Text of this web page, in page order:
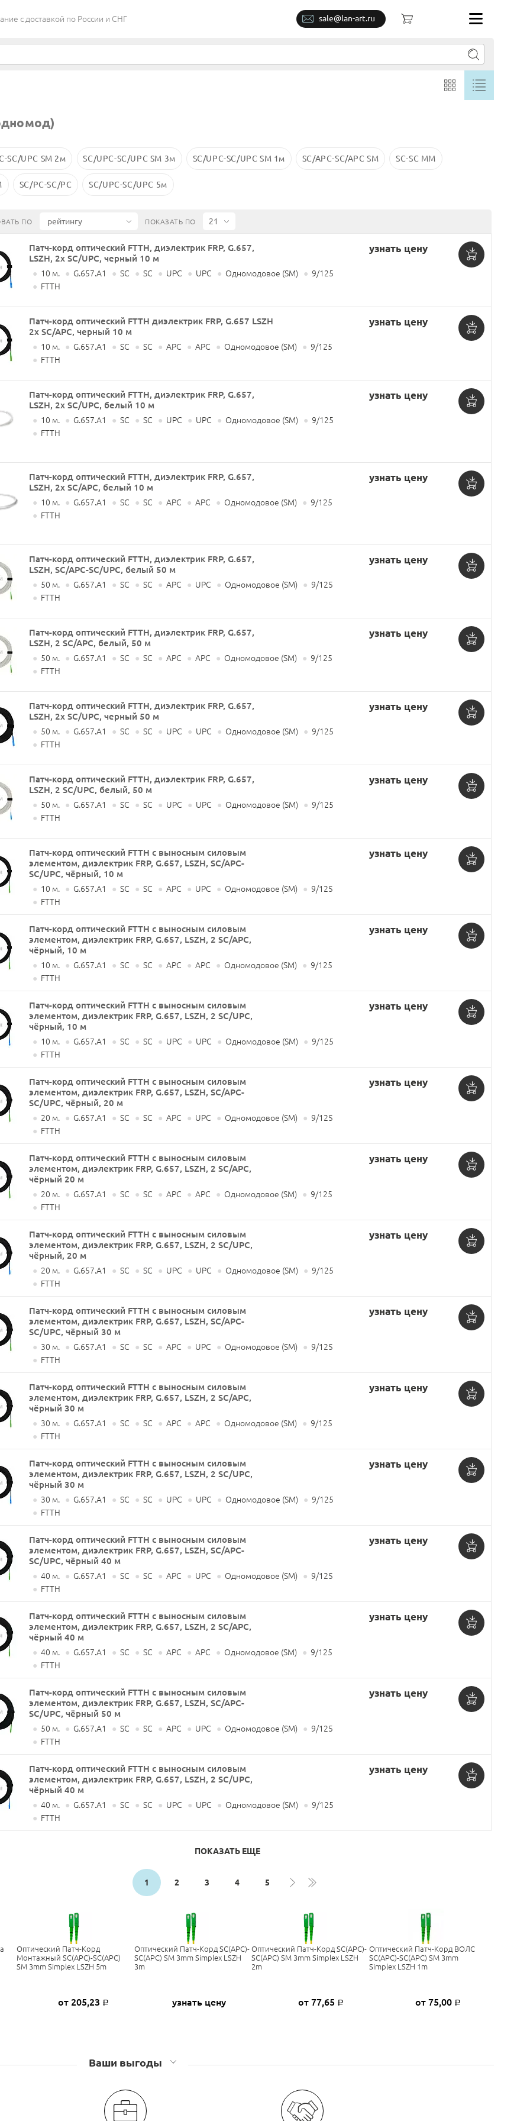
c доставкой по России и СНГ sale@lan-art.ru
SC/UPC SM 2м SC/UPC-SC/UPC SM 3м SC/UPC-SC/UPC SM 1м SC/APC-SC/APC SM SC-SC MM
SC/PC-SC/PC SC/UPC-SC/UPC 5м
ПО ПОКАЗАТЬ ПО
Патч-корд оптический FTTH, диэлектрик FRP, G.657,
LSZH, 2x SC/UPC, черный 10 м
узнать цену
● 10 м. ● G.657.A1 ● SC ● SC ● UPC ● UPC ● Одномодовое (SM) ● 9/125
● FTTH
Патч-корд оптический FTTH диэлектрик FRP, G.657 LSZH
2x SC/APC, черный 10 м
узнать цену
● 10 м. ● G.657.A1 ● SC ● SC ● APC ● APC ● Одномодовое (SM) ● 9/125
● FTTH
Патч-корд оптический FTTH, диэлектрик FRP, G.657,
LSZH, 2x SC/UPC, белый 10 м
узнать цену
● 10 м. ● G.657.A1 ● SC ● SC ● UPC ● UPC ● Одномодовое (SM) ● 9/125
● FTTH
Патч-корд оптический FTTH, диэлектрик FRP, G.657,
LSZH, 2x SC/APC, белый 10 м
узнать цену
● 10 м. ● G.657.A1 ● SC ● SC ● APC ● APC ● Одномодовое (SM) ● 9/125
● FTTH
Патч-корд оптический FTTH, диэлектрик FRP, G.657,
LSZH, SC/APC-SC/UPC, белый 50 м
узнать цену
● 50 м. ● G.657.A1 ● SC ● SC ● APC ● UPC ● Одномодовое (SM) ● 9/125
● FTTH
Патч-корд оптический FTTH, диэлектрик FRP, G.657,
LSZH, 2 SC/APC, белый, 50 м
узнать цену
● 50 м. ● G.657.A1 ● SC ● SC ● APC ● APC ● Одномодовое (SM) ● 9/125
● FTTH
Патч-корд оптический FTTH, диэлектрик FRP, G.657,
LSZH, 2x SC/UPC, черный 50 м
узнать цену
● 50 м. ● G.657.A1 ● SC ● SC ● UPC ● UPC ● Одномодовое (SM) ● 9/125
● FTTH
Патч-корд оптический FTTH, диэлектрик FRP, G.657,
LSZH, 2 SC/UPC, белый, 50 м
узнать цену
● 50 м. ● G.657.A1 ● SC ● SC ● UPC ● UPC ● Одномодовое (SM) ● 9/125
● FTTH
Патч-корд оптический FTTH с выносным силовым
элементом, диэлектрик FRP, G.657, LSZH, SC/APC-
SC/UPC, чёрный, 10 м
узнать цену
● 10 м. ● G.657.A1 ● SC ● SC ● APC ● UPC ● Одномодовое (SM) ● 9/125
● FTTH
Патч-корд оптический FTTH с выносным силовым
элементом, диэлектрик FRP, G.657, LSZH, 2 SC/APC,
чёрный, 10 м
узнать цену
● 10 м. ● G.657.A1 ● SC ● SC ● APC ● APC ● Одномодовое (SM) ● 9/125
● FTTH
Патч-корд оптический FTTH с выносным силовым
элементом, диэлектрик FRP, G.657, LSZH, 2 SC/UPC,
чёрный, 10 м
узнать цену
● 10 м. ● G.657.A1 ● SC ● SC ● UPC ● UPC ● Одномодовое (SM) ● 9/125
● FTTH
Патч-корд оптический FTTH с выносным силовым
элементом, диэлектрик FRP, G.657, LSZH, SC/APC-
SC/UPC, чёрный, 20 м
узнать цену
● 20 м. ● G.657.A1 ● SC ● SC ● APC ● UPC ● Одномодовое (SM) ● 9/125
● FTTH
Патч-корд оптический FTTH с выносным силовым
элементом, диэлектрик FRP, G.657, LSZH, 2 SC/APC,
чёрный 20 м
узнать цену
● 20 м. ● G.657.A1 ● SC ● SC ● APC ● APC ● Одномодовое (SM) ● 9/125
● FTTH
Патч-корд оптический FTTH с выносным силовым
элементом, диэлектрик FRP, G.657, LSZH, 2 SC/UPC,
чёрный, 20 м
узнать цену
● 20 м. ● G.657.A1 ● SC ● SC ● UPC ● UPC ● Одномодовое (SM) ● 9/125
● FTTH
Патч-корд оптический FTTH с выносным силовым
элементом, диэлектрик FRP, G.657, LSZH, SC/APC-
SC/UPC, чёрный 30 м
узнать цену
● 30 м. ● G.657.A1 ● SC ● SC ● APC ● UPC ● Одномодовое (SM) ● 9/125
● FTTH
Патч-корд оптический FTTH с выносным силовым
элементом, диэлектрик FRP, G.657, LSZH, 2 SC/APC,
чёрный 30 м
узнать цену
● 30 м. ● G.657.A1 ● SC ● SC ● APC ● APC ● Одномодовое (SM) ● 9/125
● FTTH
Патч-корд оптический FTTH с выносным силовым
элементом, диэлектрик FRP, G.657, LSZH, 2 SC/UPC,
чёрный 30 м
узнать цену
● 30 м. ● G.657.A1 ● SC ● SC ● UPC ● UPC ● Одномодовое (SM) ● 9/125
● FTTH
Патч-корд оптический FTTH с выносным силовым
элементом, диэлектрик FRP, G.657, LSZH, SC/APC-
SC/UPC, чёрный 40 м
узнать цену
● 40 м. ● G.657.A1 ● SC ● SC ● APC ● UPC ● Одномодовое (SM) ● 9/125
● FTTH
Патч-корд оптический FTTH с выносным силовым
элементом, диэлектрик FRP, G.657, LSZH, 2 SC/APC,
чёрный 40 м
узнать цену
● 40 м. ● G.657.A1 ● SC ● SC ● APC ● APC ● Одномодовое (SM) ● 9/125
● FTTH
Патч-корд оптический FTTH с выносным силовым
элементом, диэлектрик FRP, G.657, LSZH, SC/APC-
SC/UPC, чёрный 50 м
узнать цену
● 50 м. ● G.657.A1 ● SC ● SC ● APC ● UPC ● Одномодовое (SM) ● 9/125
● FTTH
Патч-корд оптический FTTH с выносным силовым
элементом, диэлектрик FRP, G.657, LSZH, 2 SC/UPC,
чёрный 40 м
узнать цену
● 40 м. ● G.657.A1 ● SC ● SC ● UPC ● UPC ● Одномодовое (SM) ● 9/125
● FTTH
ПОКАЗАТЬ ЕЩЕ
1 2 3 4 5
Оптический Патч-Корд
Монтажный SC(APC)-SC(APC)
SM 3mm Simplex LSZH 5m
от 205,23 Р
Оптический Патч-Корд SC(APC)-
SC(APC) SM 3mm Simplex LSZH
3m
узнать цену
Оптический Патч-Корд SC(APC)-
SC(APC) SM 3mm Simplex LSZH
2m
от 77,65 Р
Оптический Патч-Корд ВОЛС
SC(APC)-SC(APC) SM 3mm
Simplex LSZH 1m
от 75,00 Р
Ваши выгоды